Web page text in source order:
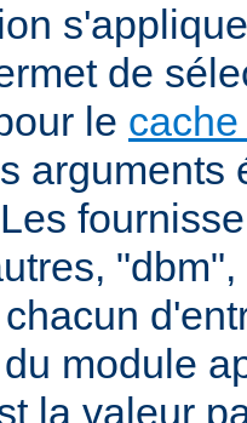
de
le
arguments
module
la valeur